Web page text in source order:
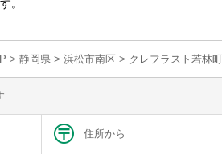
。
> 静岡県 > 浜松市南区 > クレフラスト若林
住所から